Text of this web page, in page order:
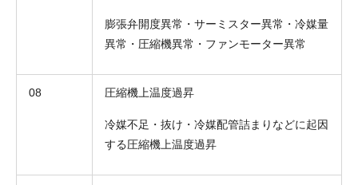
膨張弁開度異常・サーミスター異常・冷媒量
異常・圧縮機異常・ファンモーター異常
08 圧縮機上温度過昇
冷媒不足・抜け・冷媒配管詰まりなどに起因
する圧縮機上温度過昇